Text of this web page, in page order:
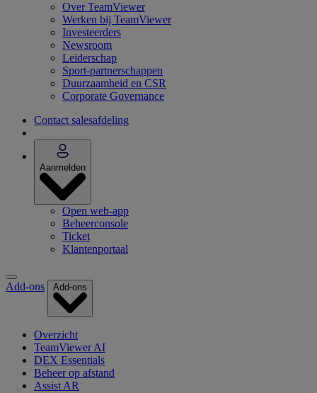
Over TeamViewer
Werken bij TeamViewer
Investeerders
Newsroom
Leiderschap
Sport-partnerschappen
Duurzaamheid en CSR
Corporate Governance
Contact salesafdeling
Aanmelden
Open web-app
Beheerconsole
Ticket
Klantenportaal
Add-ons Add-ons
Overzicht
TeamViewer AI
DEX Essentials
Beheer op afstand
Assist AR